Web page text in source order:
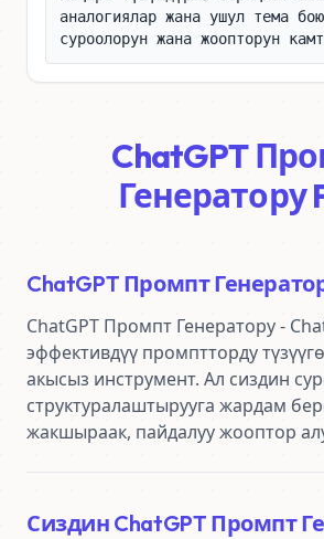
аналогиялар жана ушул тема
суроолорун жана жоопторун
ChatGPT
Генератору
ChatGPT Промпт
ChatGPT Промпт Генератору -
эффективдүү промптторду
акысыз инструмент. Ал сиздин
структуралаштырууга жардам
жакшыраак, пайдалуу жооптор
Сиздин ChatGPT Промпт